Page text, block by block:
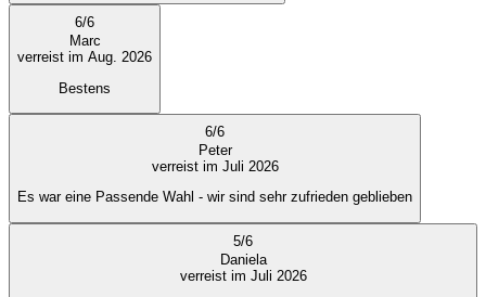
6/6
Marc
verreist im Aug. 2026
Bestens
6/6
Peter
verreist im Juli 2026
Es war eine Passende Wahl - wir sind sehr zufrieden geblieben
5/6
Daniela
verreist im Juli 2026